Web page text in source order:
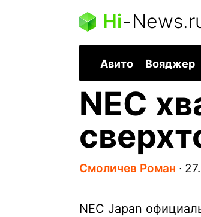
Hi-
Авито Вояджер
NEC
Смоличев Роман ∙
NEC Japan